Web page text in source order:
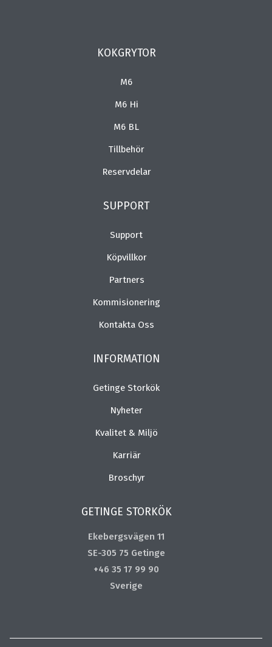
KOKGRYTOR
M6
M6 Hi
M6 BL
Tillbehör
Reservdelar
SUPPORT
Support
Köpvillkor
Partners
Kommisionering
Kontakta Oss
INFORMATION
Getinge Storkök
Nyheter
Kvalitet & Miljö
Karriär
Broschyr
GETINGE STORKÖK
Ekebergsvägen 11
SE-305 75 Getinge
+46 35 17 99 90
Sverige